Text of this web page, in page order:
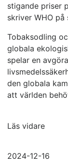
stigande priser
skriver WHO på
Tobaksodling
globala
spelar en
den globala
att världen
Läs vidare
2024-12-16